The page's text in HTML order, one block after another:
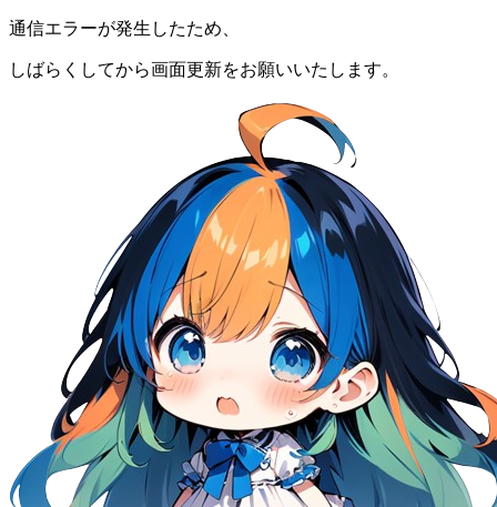
通信エラーが発生したため、
しばらくしてから画面更新をお願いいたします。